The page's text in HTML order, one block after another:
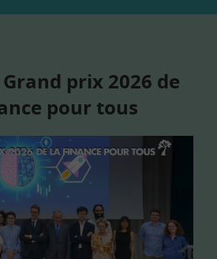
prix 2026 de
pour tous